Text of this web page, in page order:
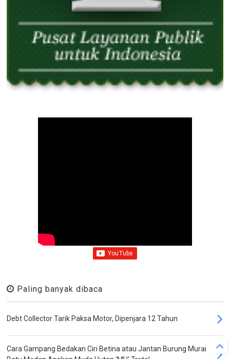
Paling banyak dibaca
Debt Collector Tarik Paksa Motor, Dipenjara 12 Tahun
Cara Gampang Bedakan Ciri Betina atau Jantan Burung Murai